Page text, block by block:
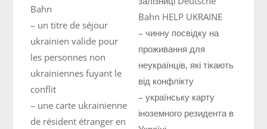
Bahn
– un titre de séjour
ukrainien valide pour
les personnes non
ukrainiennes fuyant le
conflit
– une carte ukrainienne
de résident étranger en
Bahn HELP UKRAINE
– чинну посвідку на
проживання для
неукраїнців, які тікають
від конфлікту
– українську карту
іноземного резидента в